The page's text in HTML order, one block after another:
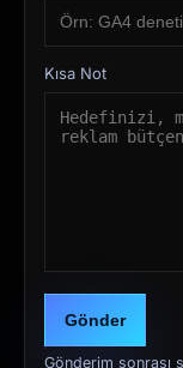
Kısa Not
Gönder
Gönderim sonrası